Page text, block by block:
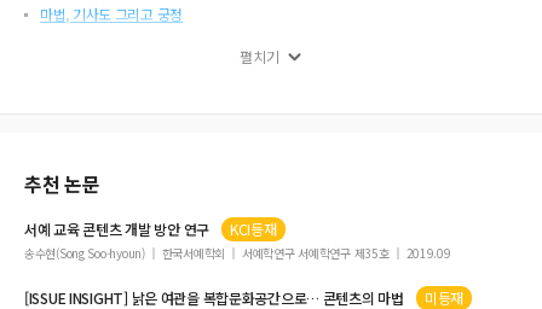
마법, 기사도 그리고 궁정
Role of Verb Argument Structure in L2 English Sentence Processing by Korea
펼치기
추천 논문
서예 교육 콘텐츠 개발 방안 연구 KCI등재
송수현(Song Soo-hyoun) 한국서예학회 서예학연구 서예학연구 제35호 2019.09
[ISSUE INSIGHT] 낡은 여관을 복합문화공간으로… 콘텐츠의 마법 미등재